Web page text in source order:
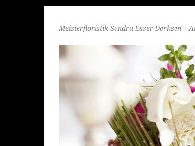
Meisterfloristik Sandra Esser-Derksen –